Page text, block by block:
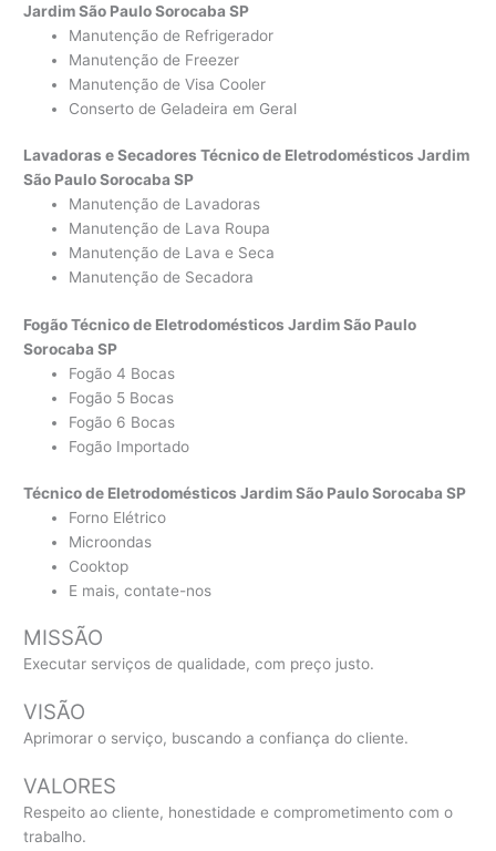
Jardim São Paulo Sorocaba SP
Manutenção de Refrigerador
Manutenção de Freezer
Manutenção de Visa Cooler
Conserto de Geladeira em Geral
Lavadoras e Secadores Técnico de Eletrodomésticos Jardim
São Paulo Sorocaba SP
Manutenção de Lavadoras
Manutenção de Lava Roupa
Manutenção de Lava e Seca
Manutenção de Secadora
Fogão Técnico de Eletrodomésticos Jardim São Paulo
Sorocaba SP
Fogão 4 Bocas
Fogão 5 Bocas
Fogão 6 Bocas
Fogão Importado
Técnico de Eletrodomésticos Jardim São Paulo Sorocaba SP
Forno Elétrico
Microondas
Cooktop
E mais, contate-nos
MISSÃO
Executar serviços de qualidade, com preço justo.
VISÃO
Aprimorar o serviço, buscando a confiança do cliente.
VALORES
Respeito ao cliente, honestidade e comprometimento com o
trabalho.